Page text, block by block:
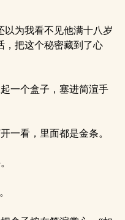
为我看不见他满十八岁
，把这个秘密藏到了心
一个盒子，塞进简渲手
一看，里面都是金条。